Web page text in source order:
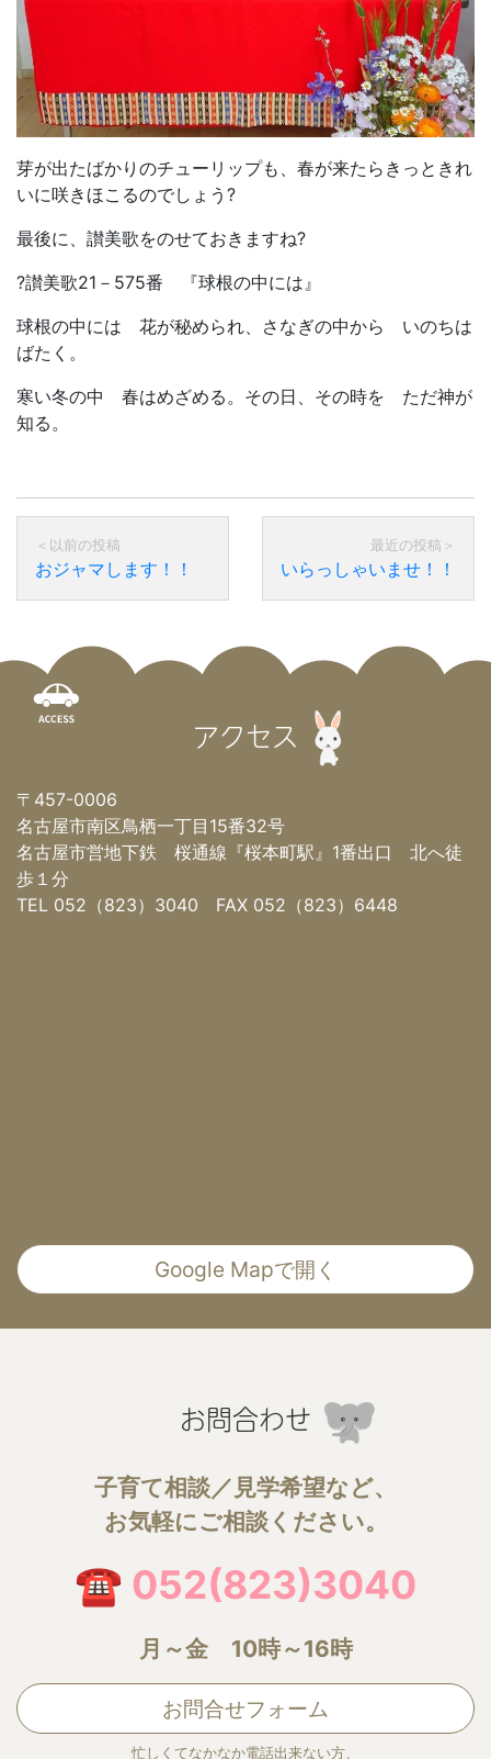
芽が出たばかりのチューリップも、春が来たらきっときれ
いに咲きほこるのでしょう?
最後に、讃美歌をのせておきますね?
?讃美歌21－575番 『球根の中には』
球根の中には 花が秘められ、さなぎの中から いのちは
ばたく。
寒い冬の中 春はめざめる。その日、その時を ただ神が
知る。
おジャマします！！ いらっしゃいませ！！
アクセス
〒457-0006
名古屋市南区鳥栖一丁目15番32号
名古屋市営地下鉄 桜通線『桜本町駅』1番出口 北へ徒
歩１分
TEL 052（823）3040 FAX 052（823）6448
Google Mapで開く
お問合わせ
子育て相談／見学希望など、
お気軽にご相談ください。
☎ 052(823)3040
月～金 10時～16時
お問合せフォーム
忙しくてなかなか電話出来ない方、